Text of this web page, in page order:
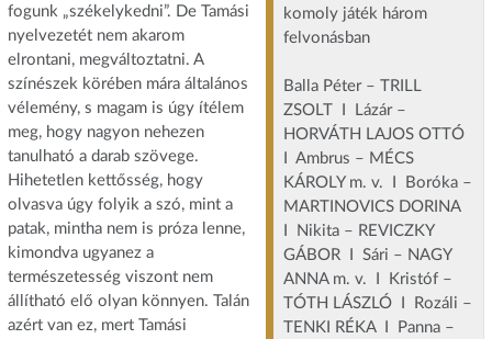
komoly játék három
felvonásban
Balla Péter – TRILL
ZSOLT I Lázár –
HORVÁTH LAJOS OTTÓ
I Ambrus – MÉCS
KÁROLY m. v. I Boróka –
MARTINOVICS DORINA
I Nikita – REVICZKY
GÁBOR I Sári – NAGY
ANNA m. v. I Kristóf –
TÓTH LÁSZLÓ I Rozáli –
TENKI RÉKA I Panna –
fogunk „székelykedni”. De Tamási
nyelvezetét nem akarom
elrontani, megváltoztatni. A
színészek körében mára általános
vélemény, s magam is úgy ítélem
meg, hogy nagyon nehezen
tanulható a darab szövege.
Hihetetlen kettősség, hogy
olvasva úgy folyik a szó, mint a
patak, mintha nem is próza lenne,
kimondva ugyanez a
természetesség viszont nem
állítható elő olyan könnyen. Talán
azért van ez, mert Tamási